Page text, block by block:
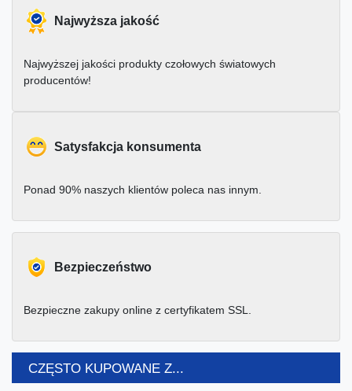
Najwyższa jakość
Najwyższej jakości produkty czołowych światowych
producentów!
Satysfakcja konsumenta
Ponad 90% naszych klientów poleca nas innym.
Bezpieczeństwo
Bezpieczne zakupy online z certyfikatem SSL.
CZĘSTO KUPOWANE Z...